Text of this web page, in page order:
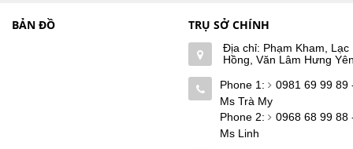
BẢN ĐỒ TRỤ SỞ CHÍNH
Địa chỉ: Phạm Kham, Lạc
Hồng, Văn Lâm Hưng
Phone 1:
0981 69 99 89
Ms Trà My
Phone 2:
0968 68 99 88
Ms Linh